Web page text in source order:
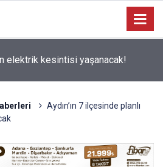
ismi Samet vefat etti
Aydın’ın 7 ilçesinde planlı